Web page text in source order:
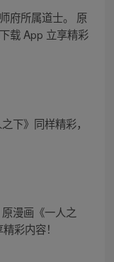
府所属道士。 原
载 App 立享精彩
下》同样精彩，
漫画《一人之
彩内容！